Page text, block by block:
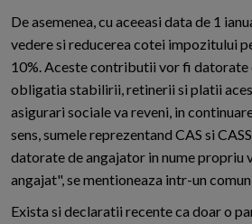
De asemenea, cu aceeasi data de 1
vedere si reducerea cotei impozitului
10%. Aceste contributii vor fi datorate
obligatia stabilirii, retinerii si platii
asigurari sociale va reveni, in
sens, sumele reprezentand CAS si
datorate de angajator in nume propriu
angajat", se mentioneaza intr-un
Exista si declaratii recente ca doar o